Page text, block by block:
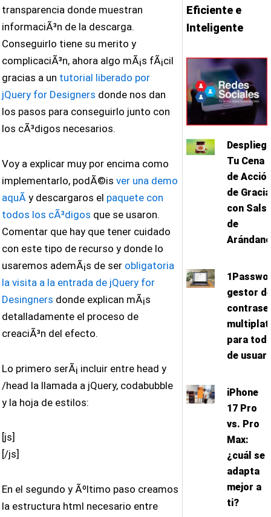
transparencia donde muestran
informaciÃ³n de la descarga.
Conseguirlo tiene su merito y
complicaciÃ³n, ahora algo mÃ¡s fÃ¡cil
gracias a un tutorial liberado por
jQuery for Designers donde nos dan
los pasos para conseguirlo junto con
los cÃ³digos necesarios.
Voy a explicar muy por encima como
implementarlo, podÃ©isver una demo
aquÃ­ y descargaros el paquete con
todos los cÃ³digos que se usaron.
Comentar que hay que tener cuidado
con este tipo de recurso y donde lo
usaremos ademÃ¡s de ser obligatoria
la visita a la entrada de jQuery for
Desingners donde explican mÃ¡s
detalladamente el proceso de
creaciÃ³n del efecto.
Lo primero serÃ¡ incluir entre head y
/head la llamada a jQuery, codabubble
y la hoja de estilos:
[js]
[/js]
En el segundo y Ãºltimo paso creamos
la estructura html necesario entre
Eficiente e
Inteligente
Tu Cena
de
de
con
de
gestor
para
de
iPhone
17 Pro
vs. Pro
Max:
¿cuál se
adapta
mejor a
ti?